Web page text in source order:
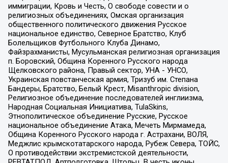
иммиграции, Кровь и Честь, О свободе совести и о
религиозных объединениях, Омская организация
общественного политического движения Русское
национальное единство, Северное Братство, Клуб
Болельщиков Футбольного Клуба Динамо,
Файзрахманисты, Мусульманская религиозная организация
п. Боровский, Община Коренного Русского народа
Щелковского района, Правый сектор, УНА - УНСО,
Украинская повстанческая армия, Тризуб им. Степана
Бандеры, Братство, Белый Крест, Misanthropic division,
Религиозное объединение последователей инглиизма,
Народная Социальная Инициатива, TulaSkins,
Этнополитическое объединение Русские, Русское
национальное объединение Атака, Мечеть Мирмамеда,
Община Коренного Русского народа г. Астрахани, ВОЛЯ,
Меджлис крымскотатарского народа, Рубеж Севера, ТОЙС,
О противодействии экстремистской деятельности,